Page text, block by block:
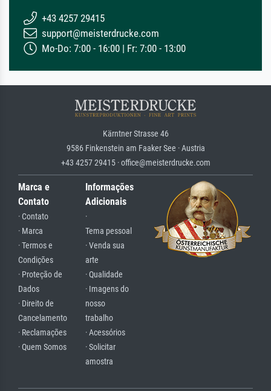
+43 4257 29415
support@meisterdrucke.com
Mo-Do: 7:00 - 16:00 | Fr: 7:00 - 13:00
Kärntner Strasse 46
9586 Finkenstein am Faaker See · Austria
+43 4257 29415 · office@meisterdrucke.com
Marca e
Contato
· Contato
· Marca
· Termos e
Condições
· Proteção de
Dados
· Direito de
Cancelamento
· Reclamações
· Quem Somos
Informações
Adicionais
·
Tema pessoal
· Venda sua
arte
· Qualidade
· Imagens do
nosso
trabalho
· Acessórios
· Solicitar
amostra